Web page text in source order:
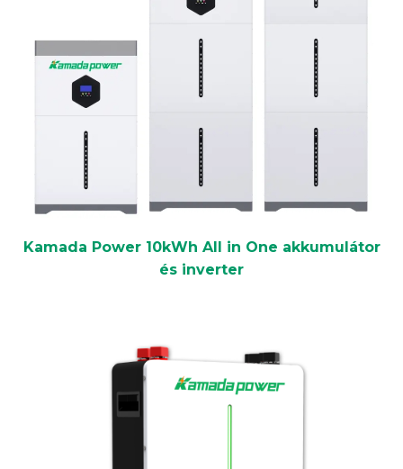
Kamada Power 10kWh All in One akkumulátor
és inverter